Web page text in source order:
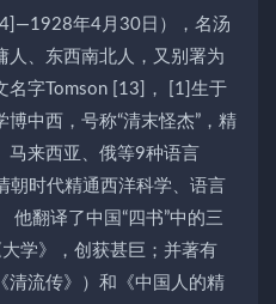
年4月30日），名汤
人、东西南北人，又别署为
名字Tomson [13]， [1]生于
中西，号称“清末怪杰”，精
马来西亚、俄等9种语言
朝时代精通西洋科学、语言
他翻译了中国“四书”中的三
学》，创获甚巨；并著有
清流传》）和《中国人的精